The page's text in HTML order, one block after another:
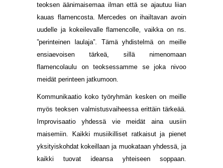
teoksen äänimaisemaa ilman että se ajautuu liian
kauas flamencosta. Mercedes on ihailtavan avoin
uudelle ja kokeilevalle flamencolle, vaikka on ns.
”perinteinen laulaja”. Tämä yhdistelmä on meille
ensiaevoisen tärkeä, sillä nimenomaan
flamencolaulu on teoksessamme se joka nivoo
meidät perinteen jatkumoon.
Kommunikaatio koko työryhmän kesken on meille
myös teoksen valmistusvaiheessa erittäin tärkeää.
Improvisaatio yhdessä vie meidät aina uusiin
maisemiin. Kaikki musiikilliset ratkaisut ja pienet
yksityiskohdat kokeillaan ja muokataan yhdessä, ja
kaikki tuovat ideansa yhteiseen soppaan.